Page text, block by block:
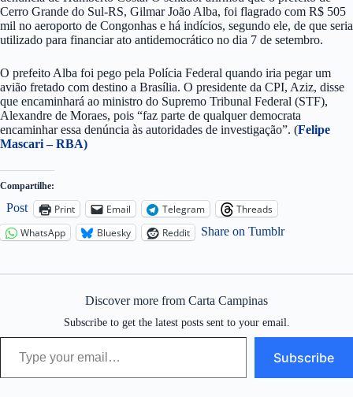
Cerro Grande do Sul-RS, Gilmar João Alba, foi flagrado com R$ 505
mil no aeroporto de Congonhas e há indícios, segundo ele, de que seria
utilizado para financiar ato antidemocrático no dia 7 de setembro.
O prefeito Alba foi pego pela Polícia Federal quando iria pegar um
avião fretado com destino a Brasília. O presidente da CPI, Aziz, disse
que encaminhará ao ministro do Supremo Tribunal Federal (STF),
Alexandre de Moraes, pois “faz parte de qualquer democrata
encaminhar essa denúncia às autoridades de investigação”. (Felipe
Mascari – RBA)
Compartilhe:
Post Print Email Telegram
Threads
WhatsApp
Bluesky Reddit Share on Tumblr
Discover more from Carta Campinas
Subscribe to get the latest posts sent to your email.
Type your email…
Subscribe